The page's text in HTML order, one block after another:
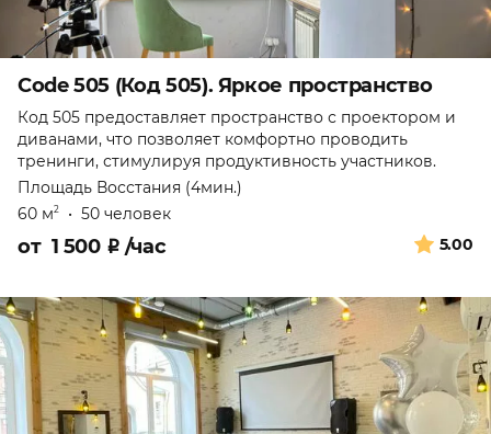
Code 505 (Код 505). Яркое пространство
Код 505 предоставляет пространство с проектором и
диванами, что позволяет комфортно проводить
тренинги, стимулируя продуктивность участников.
Площадь Восстания (4мин.)
60 м2 • 50 человек
5.00
от 1 500 ₽ /час